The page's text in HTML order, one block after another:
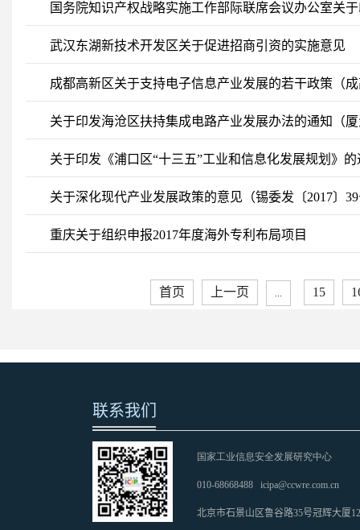
国务院知识产权战略实施工作部际联席会议办公室关
武汉东湖新技术开发区关于促进招商引资的实施意见
成都高新区关于支持电子信息产业发展的若干政策（
关于印发海沧区扶持集成电路产业发展办法的通知（
关于印发《浦口区“十三五”工业和信息化发展规划》
关于深化现代产业发展政策的意见（锡委发〔2017〕
重庆关于组织申报2017年度海外专利布局项目
首页 上一页 ... 15
联系我们
国家工业信息安全发展研究中心
010-68668488 icipa@ccwre.com.cn
北京市石景山区鲁谷路35号冠辉大厦